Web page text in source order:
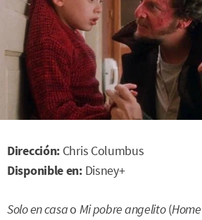
Dirección: Chris Columbus
Disponible en:Disney+
Solo en casao Mi pobre angelito(